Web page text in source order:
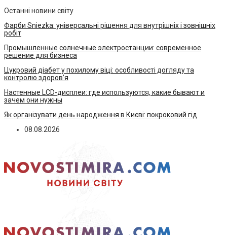
Останні новини світу
Фарби Sniezka: універсальні рішення для внутрішніх і зовнішніх
робіт
Промышленные солнечные электростанции: современное
решение для бизнеса
Цукровий діабет у похилому віці: особливості догляду та
контролю здоров’я
Настенные LCD-дисплеи: где используются, какие бывают и
зачем они нужны
Як організувати день народження в Києві: покроковий гід
08.08.2026